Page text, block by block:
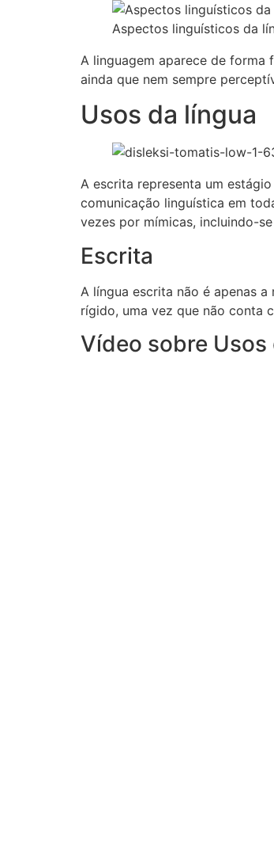
Aspectos linguísticos da
A linguagem aparece de forma
ainda que nem sempre
Usos da língua
A escrita representa um
comunicação linguística em
vezes por mímicas, incluindo-
Escrita
A língua escrita não é apenas
rígido, uma vez que não conta
Vídeo sobre Usos